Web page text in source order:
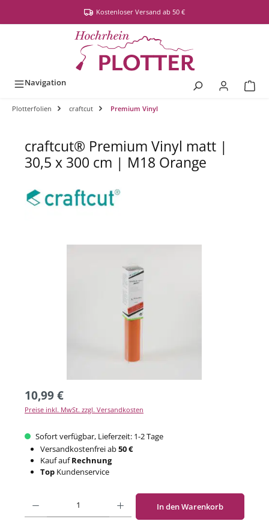
Kostenloser Versand ab 50 €
Navigation
Plotterfolien craftcut Premium Vinyl
craftcut® Premium Vinyl matt |
30,5 x 300 cm | M18 Orange
10,99 €
Preise inkl. MwSt. zzgl. Versandkosten
Sofort verfügbar, Lieferzeit: 1-2 Tage
Versandkostenfrei ab50 €
Kauf aufRechnung
TopKundenservice
Produkt Anzahl: Gib den gewünschten Wert ein oder benutze die Schaltflächen um
In den Warenkorb